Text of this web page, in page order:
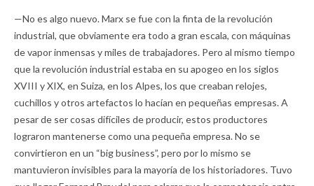
—No es algo nuevo. Marx se fue con la finta de la revolución
industrial, que obviamente era todo a gran escala, con máquinas
de vapor inmensas y miles de trabajadores. Pero al mismo tiempo
que la revolución industrial estaba en su apogeo en los siglos
XVIII y XIX, en Suiza, en los Alpes, los que creaban relojes,
cuchillos y otros artefactos lo hacían en pequeñas empresas. A
pesar de ser cosas difíciles de producir, estos productores
lograron mantenerse como una pequeña empresa. No se
convirtieron en un “big business”, pero por lo mismo se
mantuvieron invisibles para la mayoría de los historiadores. Tuvo